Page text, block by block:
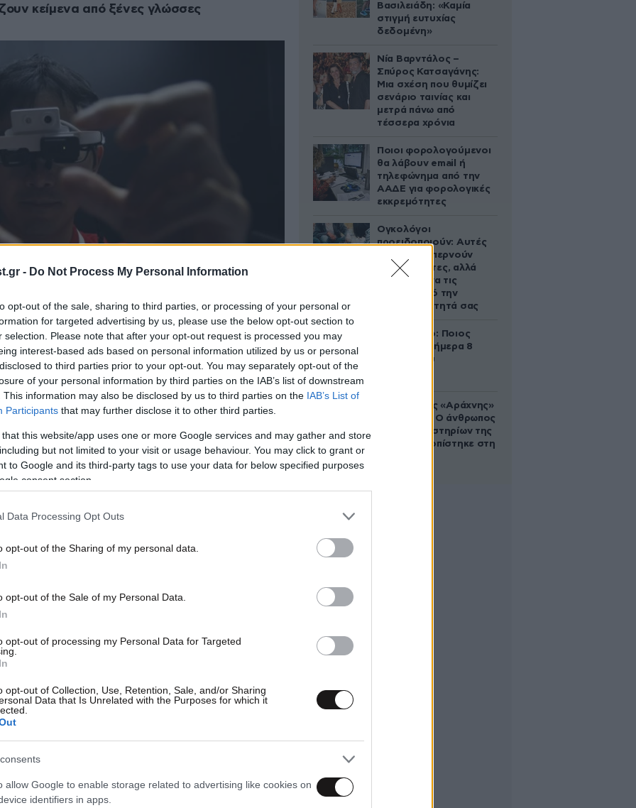
- Do Not Process My Personal Information
opt-out of the sale, sharing to third parties, or processing of your personal or
for targeted advertising by us, please use the below opt-out section to
selection. Please note that after your opt-out request is processed you may
interest-based ads based on personal information utilized by us or personal
to third parties prior to your opt-out. You may separately opt-out of the
of your personal information by third parties on the IAB’s list of downstream
This information may also be disclosed by us to third parties on the IAB’s List of
Participants that may further disclose it to other third parties.
that this website/app uses one or more Google services and may gather and store
but not limited to your visit or usage behaviour. You may click to grant or
to Google and its third-party tags to use your data for below specified purposes
consent section.
Data Processing Opt Outs
opt-out of the Sharing of my personal data.
opt-out of the Sale of my Personal Data.
opt-out of processing my Personal Data for Targeted
opt-out of Collection, Use, Retention, Sale, and/or Sharing
Data that Is Unrelated with the Purposes for which it
allow Google to enable storage related to advertising like cookies on
identifiers in apps.
κείμενα από ξένες γλώσσες
πάροχος της Ιαπωνίας, η NTT Docomo,
αλλιώτικα από τα άλλα: κι αυτό γιατί
να μεταφράζουν στα ιαπωνικά κείμενα
που επιτρέπει το μαγικό εφαρμόζει
την ίδια ώρα που μπορεί να καλέσει επιτόπου
έχουν ηλεκτρονικά στοιχεία με τα δεδομένα
τα γυαλιά τρομακτικότατα! Τα Intelligent Glasses
σύγχρονος Δούρειος Ίππος που παραβιάζει
του αίματος
Βασιλειάδη: «Καμία
στιγμή ευτυχίας
δεδομένη»
Νία Βαρντάλος –
Σπύρος Κατσαγάνης:
Μια σχέση που θυμίζει
σενάριο ταινίας και
μετρά πάνω από
τέσσερα χρόνια
Ποιοι φορολογούμενοι
θα λάβουν email ή
τηλεφώνημα από την
ΑΑΔΕ για φορολογικές
εκκρεμότητες
Ογκολόγοι
προειδοποιούν: Αυτές
οι τροφές, περνούν
απαρατήρητες, αλλά
καλό είναι να τις
βγάλετε από την
καθημερινότητά σας
Εορτολόγιο: Ποιος
γιορτάζει σήμερα 8
Αυγούστου
Στα ίχνη της «Αράχνης»
του Άσαντ: Ο άνθρωπος
των βασανιστηρίων της
Συρίας εντοπίστηκε στη